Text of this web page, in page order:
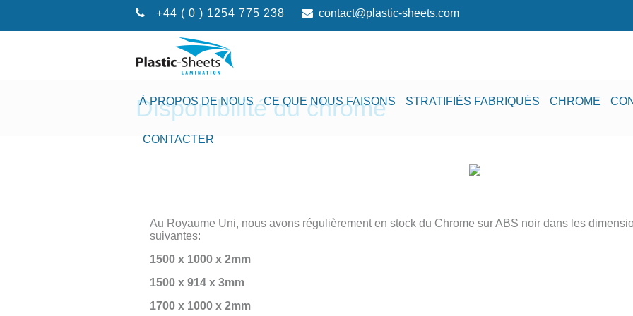
+44 ( 0 ) 1254 775 238 contact@plastic-sheets.com
À PROPOS DE NOUS CE QUE NOUS FAISONS STRATIFIÉS FABRIQUÉS CHROME
CONTACTER
Disponibilité du chrome
Au Royaume Uni, nous avons régulièrement en stock du Chrome sur ABS noir dans les
suivantes:
1500 x 1000 x 2mm
1500 x 914 x 3mm
1700 x 1000 x 2mm